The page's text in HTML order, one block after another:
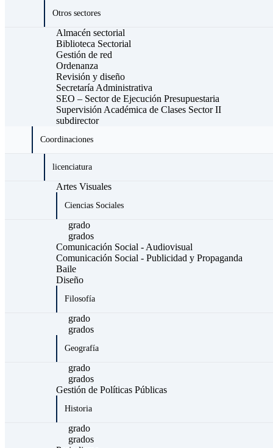
Otros sectores
Almacén sectorial
Biblioteca Sectorial
Gestión de red
Ordenanza
Revisión y diseño
Secretaría Administrativa
SEO – Sector de Ejecución Presupuestaria
Supervisión Académica de Clases Sector II
subdirector
Coordinaciones
licenciatura
Artes Visuales
Ciencias Sociales
grado
grados
Comunicación Social - Audiovisual
Comunicación Social - Publicidad y Propaganda
Baile
Diseño
Filosofía
grado
grados
Geografía
grado
grados
Gestión de Políticas Públicas
Historia
grado
grados